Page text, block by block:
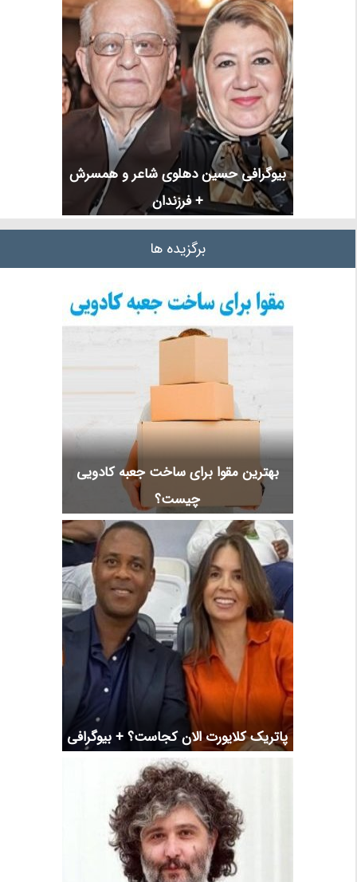
بیوگرافی حسین دهلوی شاعر و همسرش
+ فرزندان
برگزیده ها
بهترین مقوا برای ساخت جعبه کادویی
چیست؟
پاتریک کلایورت الان کجاست؟ + بیوگرافی